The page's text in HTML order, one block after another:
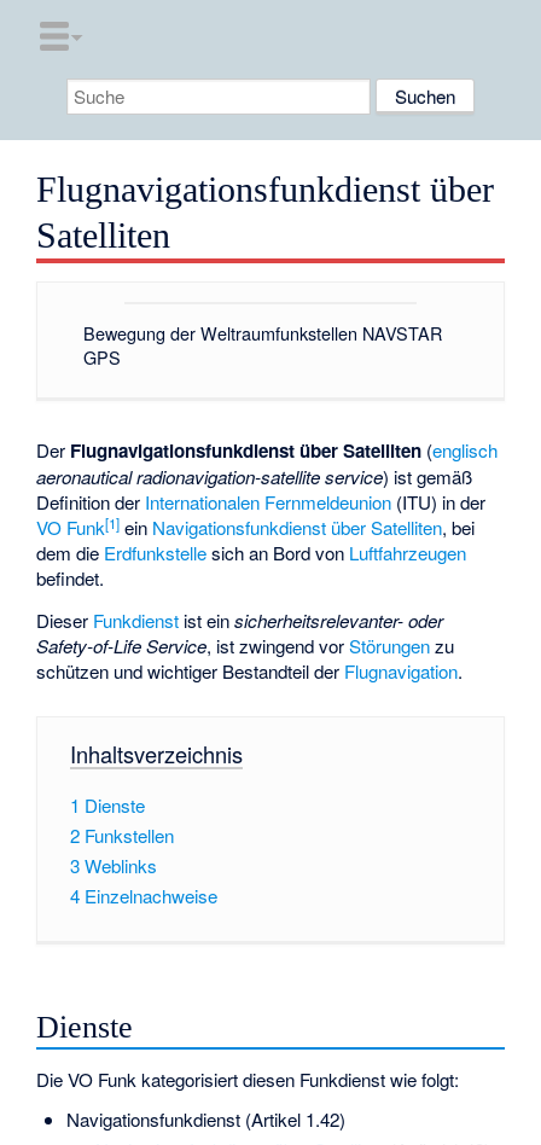
Flugnavigationsfunkdienst über
Satelliten
Bewegung der Weltraumfunkstellen NAVSTAR
GPS
Der Flugnavigationsfunkdienst über Satelliten (englisch
aeronautical radionavigation-satellite service) ist gemäß
Definition der Internationalen Fernmeldeunion (ITU) in der
VO Funk[1] ein Navigationsfunkdienst über Satelliten, bei
dem die Erdfunkstellesich an Bord von Luftfahrzeugen
befindet.
Dieser Funkdienst ist einsicherheitsrelevanter- oder
Safety-of-Life Service, ist zwingend vorStörungenzu
schützen und wichtiger Bestandteil der Flugnavigation.
Inhaltsverzeichnis
1 Dienste
2 Funkstellen
3Weblinks
4 Einzelnachweise
Dienste
Die VO Funk kategorisiert diesen Funkdienst wie folgt:
Navigationsfunkdienst (Artikel 1.42)